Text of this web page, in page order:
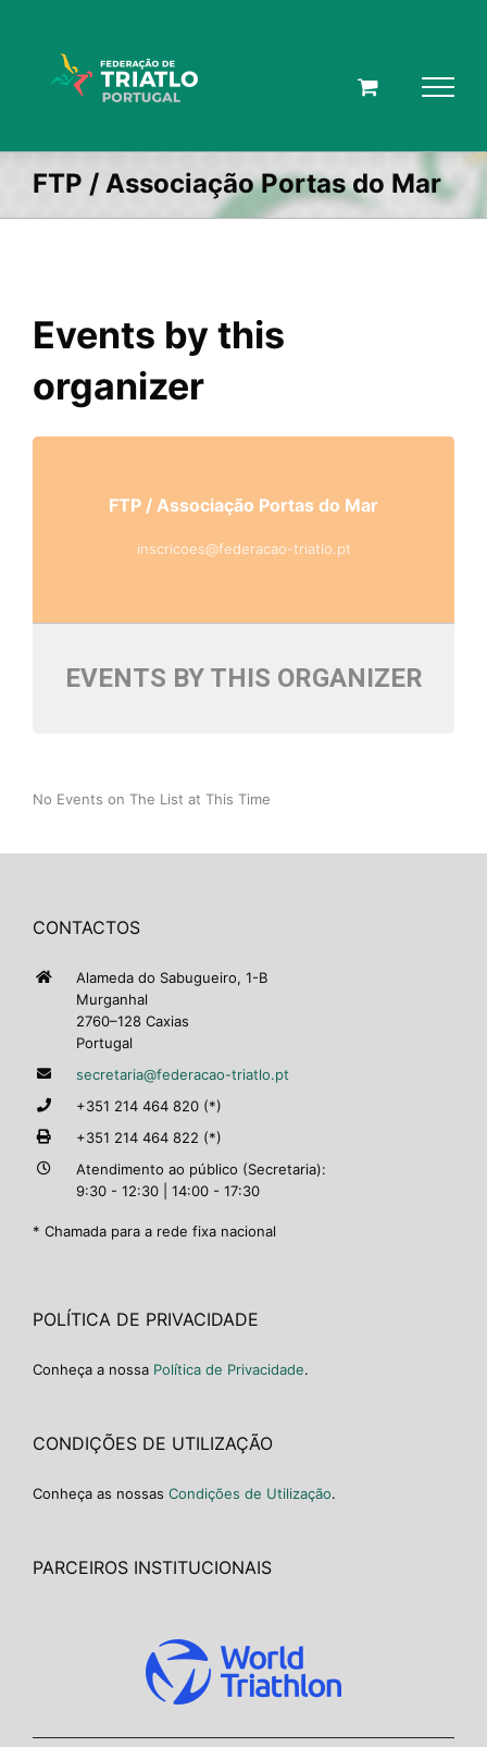
FTP / Associação Portas do Mar
Events by this
organizer
FTP / Associação Portas do Mar
inscricoes@federacao-triatlo.pt
EVENTS BY THIS ORGANIZER
No Events on The List at This Time
CONTACTOS
Alameda do Sabugueiro, 1-B
Murganhal
2760–128 Caxias
Portugal
secretaria@federacao-triatlo.pt
+351 214 464 820 (*)
+351 214 464 822 (*)
Atendimento ao público (Secretaria):
9:30 - 12:30 | 14:00 - 17:30
* Chamada para a rede fixa nacional
POLÍTICA DE PRIVACIDADE
Conheça a nossa Política de Privacidade.
CONDIÇÕES DE UTILIZAÇÃO
Conheça as nossas Condições de Utilização.
PARCEIROS INSTITUCIONAIS